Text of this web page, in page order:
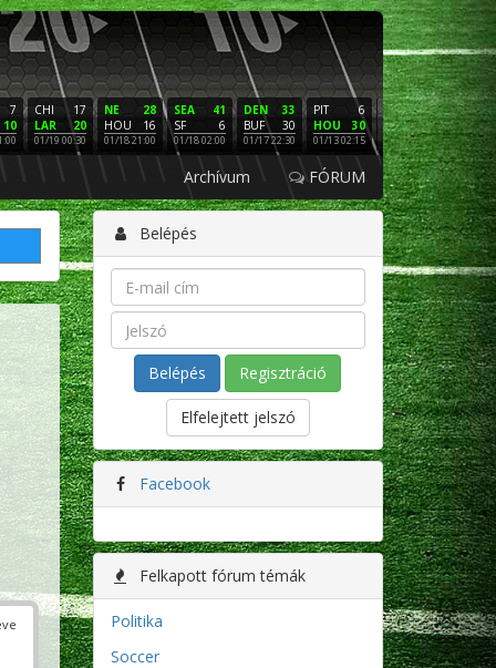
7
10
17
CHI
20
LAR
01/19 00:30
28
NE
16
HOU
01/18 21:00
41
SEA
6
SF
01/18 02:00
33
DEN
30
BUF
01/17 22:30
6
PIT
30
HOU
01/13 02:15
16
NE
3
LAC
01/12 02:00
PHI
SF
01/11
Archívum FÓRUM
Belépés
Regisztráció
Elfelejtett jelszó
Facebook
Felkapott fórum témák
Politika
Soccer